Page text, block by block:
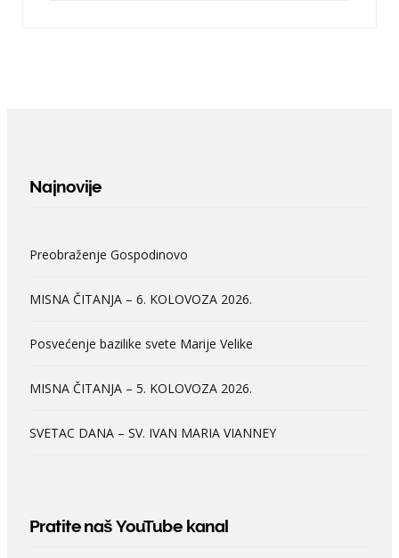
Najnovije
Preobraženje Gospodinovo
MISNA ČITANJA – 6. KOLOVOZA 2026.
Posvećenje bazilike svete Marije Velike
MISNA ČITANJA – 5. KOLOVOZA 2026.
SVETAC DANA – SV. IVAN MARIA VIANNEY
Pratite naš YouTube kanal